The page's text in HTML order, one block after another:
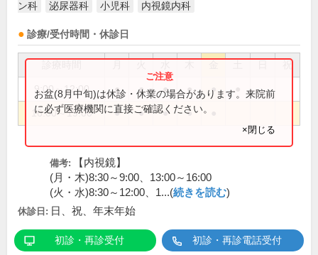
ン科
泌尿器科 小児科 内視鏡内科
診療/受付時間・休診日
祝
9:00～12:00 ● ● ● ● ●
16:00～19:00 ● ● ● ●
お盆(8月中旬)は休診・休業の場合があります。来院前
に必ず医療機関に直接ご確認ください。
×閉じる
備考:
【内視鏡】
(月・木)8:30～9:00、13:00～16:00
(火・水)8:30～12:00、1...(続きを読む)
休診日: 日、祝、年末年始
初診・再診受付 初診・再診電話受付